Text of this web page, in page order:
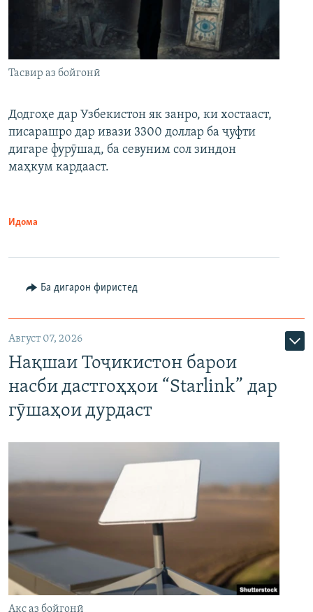
Тасвир аз бойгонӣ
Додгоҳе дар Узбекистон як занро, ки хостааст,
писарашро дар ивази 3300 доллар ба ҷуфти
дигаре фурӯшад, ба севуним сол зиндон
маҳкум кардааст.
Идома
Ба дигарон фиристед
Август 07, 2026
Нақшаи Тоҷикистон барои
насби дастгоҳҳои “Starlink” дар
гӯшаҳои дурдаст
Акс аз бойгонӣ